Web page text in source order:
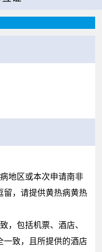
地区或本次申请南非
留，请提供黄热病黄热
，包括机票、酒店、
一致，且所提供的酒店